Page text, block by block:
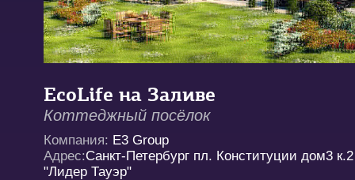
EcoLife на Заливе
Коттеджный посёлок
Компания: E3 Group
Адрес:Санкт-Петербург пл. Конституции дом3
"Лидер Тауэр"